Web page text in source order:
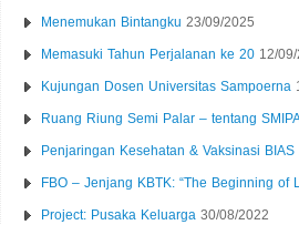
Menemukan Bintangku 23/09/2025
Memasuki Tahun Perjalanan ke 20 12/
Kujungan Dosen Universitas Sampoerna
Ruang Riung Semi Palar – tentang SMIPA
Penjaringan Kesehatan & Vaksinasi BIAS
FBO – Jenjang KBTK: “The Beginning of
Project: Pusaka Keluarga 30/08/2022